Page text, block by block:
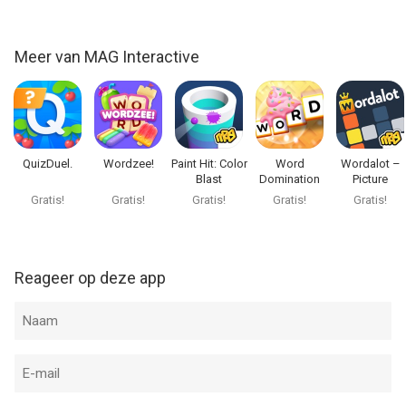
Meer van MAG Interactive
QuizDuel.
Gratis!
Wordzee!
Gratis!
Paint Hit: Color
Blast
Gratis!
Word
Domination
Gratis!
Wordalot –
Picture
Crossword
Gratis!
Reageer op deze app